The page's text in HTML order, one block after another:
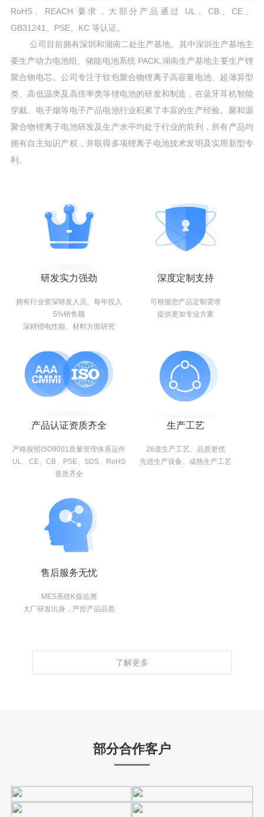
RoHS、REACH 要求，大部分产品通过 UL、CB、CE、
GB31241、PSE、KC 等认证。
公司目前拥有深圳和湖南二处生产基地。其中深圳生产基地主
要生产动力电池组、储能电池系统 PACK,湖南生产基地主要生产锂
聚合物电芯。公司专注于软包聚合物锂离子高容量电池、超薄异型
类、高低温类及高倍率类等锂电池的研发和制造，在蓝牙耳机智能
穿戴、电子烟等电子产品电池行业积累了丰富的生产经验。聚和源
聚合物锂离子电池研发及生产水平均处于行业的前列，所有产品均
拥有自主知识产权，并取得多项锂离子电池技术发明及实用新型专
利。
研发实力强劲
拥有行业资深研发人员、每年投入
5%销售额
深耕锂电性能、材料方面研究
深度定制支持
可根据您产品定制需求
提供更加专业方案
产品认证资质齐全
严格按照ISO9001质量管理体系运作
UL、CE、CB、PSE、SDS、RoHS
资质齐全
生产工艺
26道生产工艺、品质更优
先进生产设备、成熟生产工艺
售后服务无忧
MES系统K值追溯
大厂研发出身，严控产品品质
了解更多
部分合作客户